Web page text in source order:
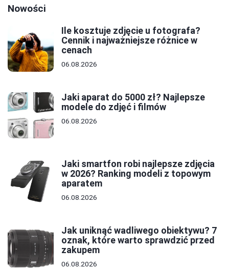
Nowości
Ile kosztuje zdjęcie u fotografa?
Cennik i najważniejsze różnice w
cenach
06.08.2026
Jaki aparat do 5000 zł? Najlepsze
modele do zdjęć i filmów
06.08.2026
Jaki smartfon robi najlepsze zdjęcia
w 2026? Ranking modeli z topowym
aparatem
06.08.2026
Jak uniknąć wadliwego obiektywu? 7
oznak, które warto sprawdzić przed
zakupem
06.08.2026